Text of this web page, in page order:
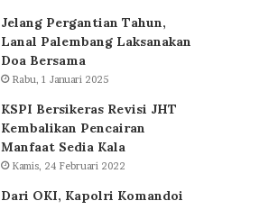
Jelang Pergantian Tahun,
Lanal Palembang Laksanakan
Doa Bersama
Rabu, 1 Januari 2025
KSPI Bersikeras Revisi JHT
Kembalikan Pencairan
Manfaat Sedia Kala
Kamis, 24 Februari 2022
Dari OKI, Kapolri Komandoi